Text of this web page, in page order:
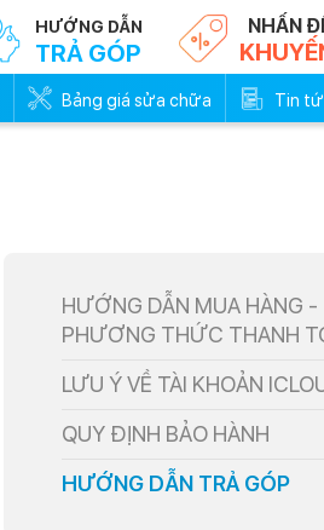
NHẤN
HƯỚNG DẪN
TRẢ GÓP
Bảng giá sửa chữa Tin
HƯỚNG DẪN MUA HÀNG -
PHƯƠNG THỨC THANH
LƯU Ý VỀ TÀI KHOẢN
QUY ĐỊNH BẢO HÀNH
HƯỚNG DẪN TRẢ GÓP